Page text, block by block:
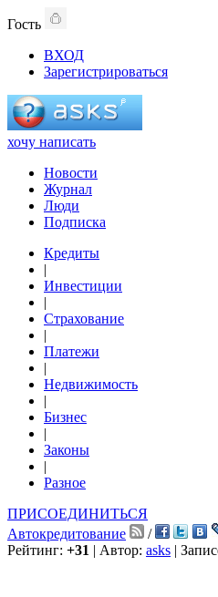
Гость
ВХОД
Зарегистрироваться
хочу написать
Новости
Журнал
Люди
Подписка
Кредиты
|
Инвестиции
|
Страхование
|
Платежи
|
Недвижимость
|
Бизнес
|
Законы
|
Разное
ПРИСОЕДИНИТЬСЯ
Автокредитование
/
Рейтинг: +31 | Автор: asks |